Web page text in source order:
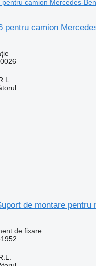
pentru camion
de montare
de fixare